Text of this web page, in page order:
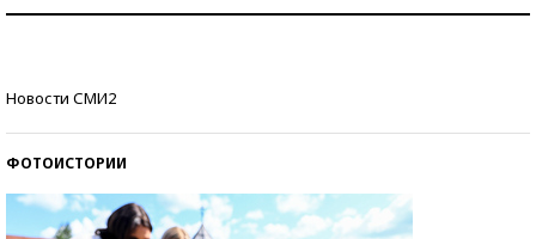
Новости СМИ2
ФОТОИСТОРИИ